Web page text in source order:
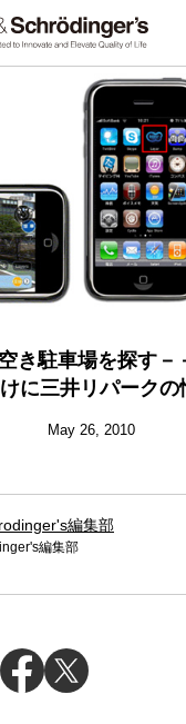
き駐車場を探す－
に三井リパークの
May 26, 2010
編集部
編集部